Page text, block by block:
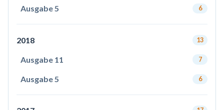
Ausgabe 5 6
2018 13
Ausgabe 11 7
Ausgabe 5 6